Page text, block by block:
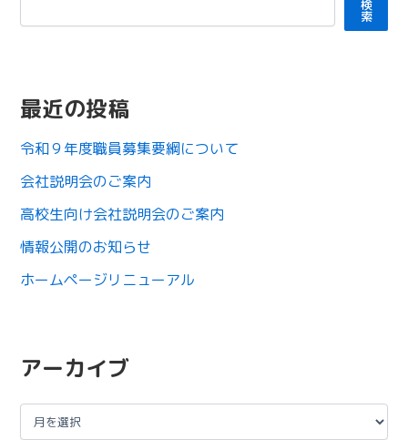
検
索
最近の投稿
令和９年度職員募集要綱について
会社説明会のご案内
高校生向け会社説明会のご案内
情報公開のお知らせ
ホームページリニューアル
アーカイブ